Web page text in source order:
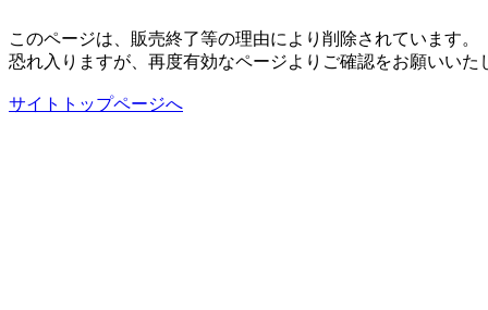
このページは、販売終了等の理由により削除されています。
恐れ入りますが、再度有効なページよりご確認をお願いいた
サイトトップページへ